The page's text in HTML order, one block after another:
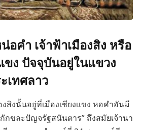
อคำ เจ้าฟ้าเมืองสิง หรือ
ขง ปัจจุบันอยู่ในแขวง
เทศลาว
สิงนั้นอยู่ที่เมืองเชียงเเขง หอคำอันมี
กขละปัญจรัฐสนันตาร” ถึงสมัยเจ้านา